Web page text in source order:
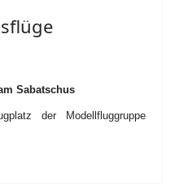
Sabatschus
der Modellfluggruppe